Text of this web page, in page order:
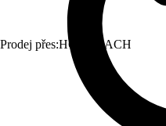
Prodej přes:HORNBACH